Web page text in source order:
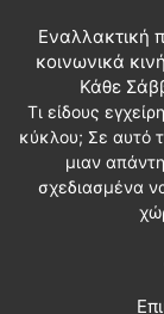
Εναλλακτική
κοινωνικά
Κάθε
Τι είδους
κύκλου; Σε αυτό
μιαν
σχεδιασμένα